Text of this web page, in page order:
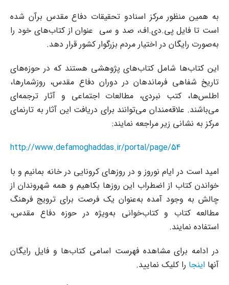
به همین منظور مرکز اسنادو تحقیقات دفاع مقدس برآن شده
است تا فایل پی.دی.اف، صد و سی عنوان از کتاب‌های خود را
به‌صورت رایگان در اختیار مردم بزرگوار کشور قرار دهد.
این کتاب‌ها شامل کتاب‌های پژوهشی هستند که در حوزه‌های
تاریخ شفاهی فرماندهان در دوران دفاع مقدس، روزشمارها،
اطلس‌ها، کتب نبردی، مطالعات اجتماعی و آثار ترجمه‌ای
می‌باشند. علاقه‌مندان می‌توانند برای دریافت این آثار به تارنمای
مرکز به نشانی زیر مراجعه نمایند:
http://www.defamoghaddas.ir/portal/page/54
امید است در ایام نوروز و در روزهای کرونایی در خانه بمانیم و با
خواندن کتاب از اضطراب این روزها بکاهیم و همه شهروندان از
چالش به وجود آمده به‌عنوان یک فرصت برای ترویج فرهنگ
مطالعه کتاب و کتاب‌خوانی به‌ویژه در حوزه دفاع مقدس،
استفاده نمایند.
در ادامه برای مشاهده فهرست اسامی کتاب‌ها و فایل رایگان
آنها اینجا را کلیک نمایید.